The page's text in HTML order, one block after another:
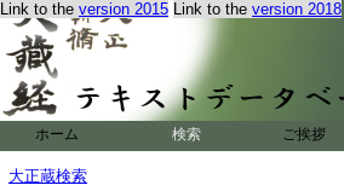
Link to the version 2015 Link to the version 2018
ホーム 検索 ご挨拶
大正蔵検索